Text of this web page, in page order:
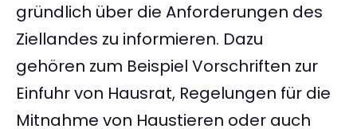
gründlich über die Anforderungen des
Ziellandes zu informieren. Dazu
gehören zum Beispiel Vorschriften zur
Einfuhr von Hausrat, Regelungen für die
Mitnahme von Haustieren oder auch